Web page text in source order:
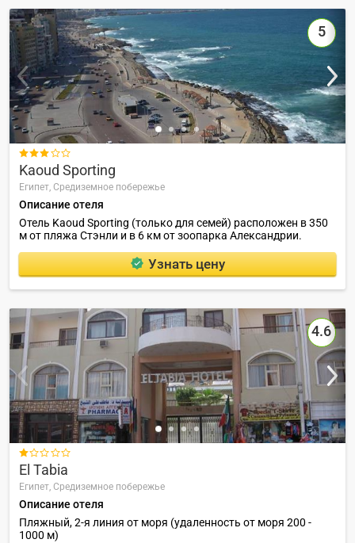
5

Kaoud Sporting
Египет, Средиземное побережье
Описание отеля
Отель Kaoud Sporting (только для семей) расположен в 350
м от пляжа Стэнли и в 6 км от зоопарка Александрии.
Узнать цену
4.6

El Tabia
Египет, Средиземное побережье
Описание отеля
Пляжный, 2-я линия от моря (удаленность от моря 200 -
1000 м)